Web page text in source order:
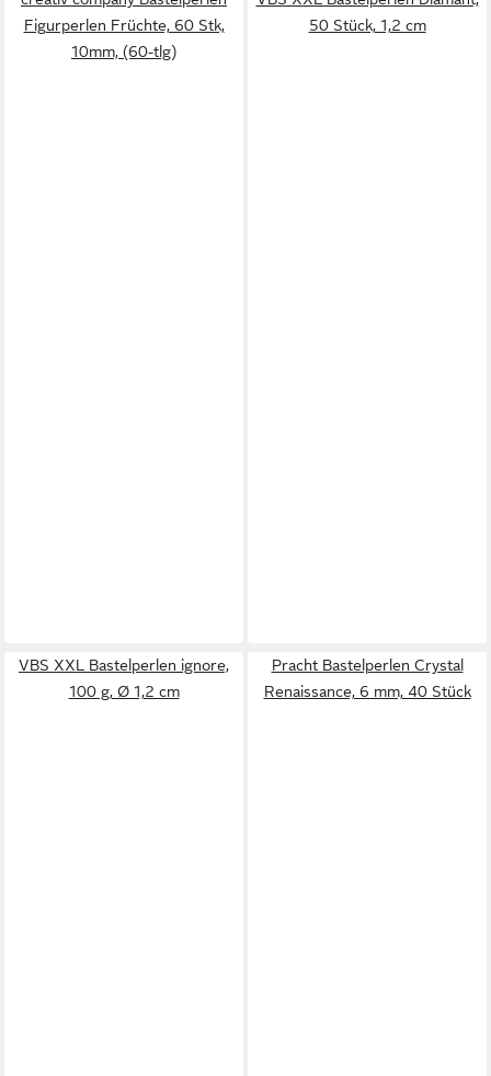
Figurperlen Früchte, 60 Stk,
10mm, (60-tlg)
50 Stück, 1,2 cm
VBS XXL Bastelperlen ignore,
100 g, Ø 1,2 cm
Pracht Bastelperlen Crystal
Renaissance, 6 mm, 40 Stück